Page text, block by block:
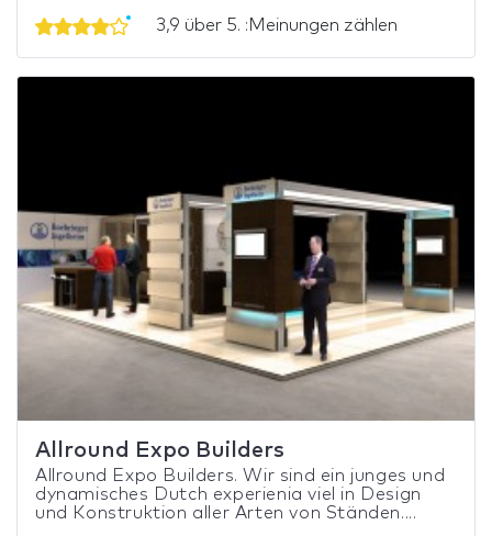
3,9 über 5. :Meinungen zählen
Allround Expo Builders
Allround Expo Builders. Wir sind ein junges und
dynamisches Dutch experienia viel in Design
und Konstruktion aller Arten von Ständen....